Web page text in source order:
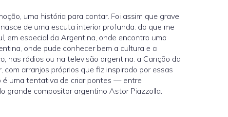
uma história para contar. Foi assim que gravei
de uma escuta interior profunda: do que me
em especial da Argentina, onde encontro uma
onde pude conhecer bem a cultura e a
nas rádios ou na televisão argentina: a Canção da
arranjos próprios que fiz inspirado por essas
é uma tentativa de criar pontes — entre
grande compositor argentino Astor Piazzolla.